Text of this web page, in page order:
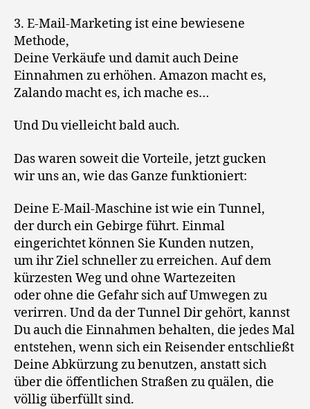
3. E-Mail-Marketing ist eine bewiesene
Methode,
Deine Verkäufe und damit auch Deine
Einnahmen zu erhöhen. Amazon macht es,
Zalando macht es, ich mache es…
Und Du vielleicht bald auch.
Das waren soweit die Vorteile, jetzt gucken
wir uns an, wie das Ganze funktioniert:
Deine E-Mail-Maschine ist wie ein Tunnel,
der durch ein Gebirge führt. Einmal
eingerichtet können Sie Kunden nutzen,
um ihr Ziel schneller zu erreichen. Auf dem
kürzesten Weg und ohne Wartezeiten
oder ohne die Gefahr sich auf Umwegen zu
verirren. Und da der Tunnel Dir gehört, kannst
Du auch die Einnahmen behalten, die jedes Mal
entstehen, wenn sich ein Reisender entschließt
Deine Abkürzung zu benutzen, anstatt sich
über die öffentlichen Straßen zu quälen, die
völlig überfüllt sind.